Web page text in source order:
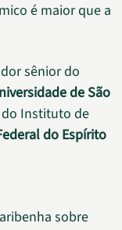
é maior que a
sênior do
de São
Instituto de
do Espírito
sobre